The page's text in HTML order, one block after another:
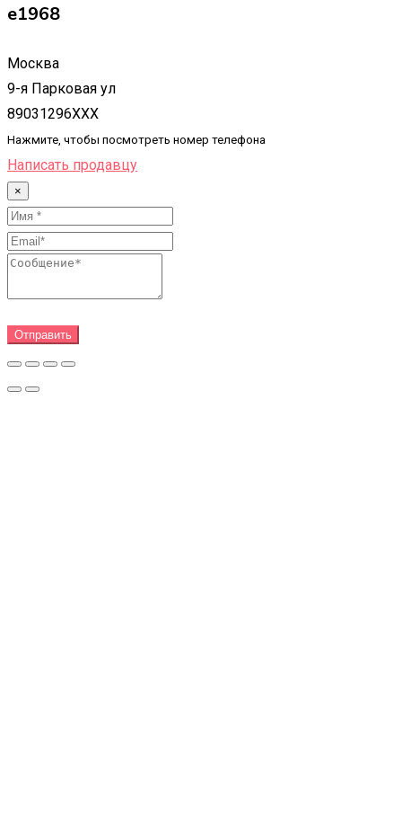
e1968
Москва
9-я Парковая ул
89031296XXX
Нажмите, чтобы посмотреть номер телефона
Написать продавцу
×
Отправить